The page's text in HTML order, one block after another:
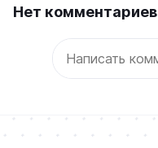
Нет комментариев